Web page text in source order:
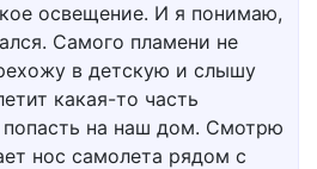
освещение. И я понимаю,
Самого пламени не
в детскую и слышу
какая-то часть
на наш дом. Смотрю
нос самолета рядом с